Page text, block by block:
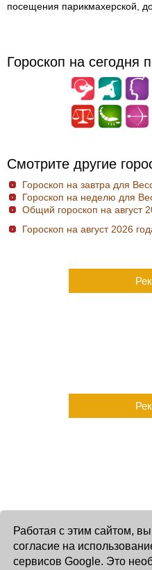
Работая с этим сайтом,
согласие на
сервисов Google. Это
посещения парикмахерской,
Гороскоп на сегодня
Смотрите другие
Гороскоп на завтра для
Гороскоп на неделю для
Общий гороскоп на август
Гороскоп на август 2026